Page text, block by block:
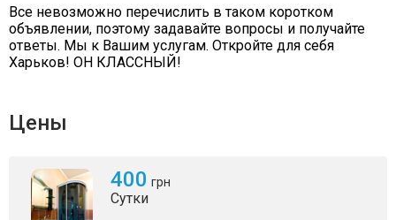
Все невозможно перечислить в таком коротком
объявлении, поэтому задавайте вопросы и получайте
ответы. Мы к Вашим услугам. Откройте для себя
Харьков! ОН КЛАССНЫЙ!
Цены
400 грн
Сутки